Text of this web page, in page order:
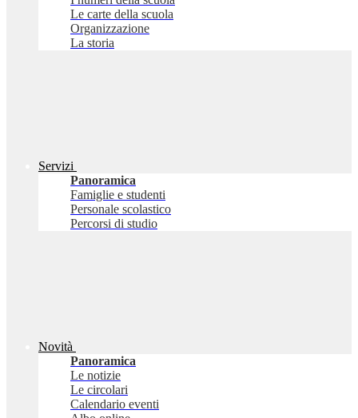
Le carte della scuola
Organizzazione
La storia
Servizi
Panoramica
Famiglie e studenti
Personale scolastico
Percorsi di studio
Novità
Panoramica
Le notizie
Le circolari
Calendario eventi